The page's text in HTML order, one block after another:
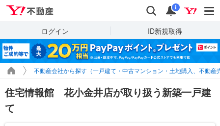
検索 通知
i
ログイン ID新規取得
不動産会社から探す（一戸建て・中古マンション・土地購入、不動産
住宅情報館 花小金井店が取り扱う新築一戸建
て